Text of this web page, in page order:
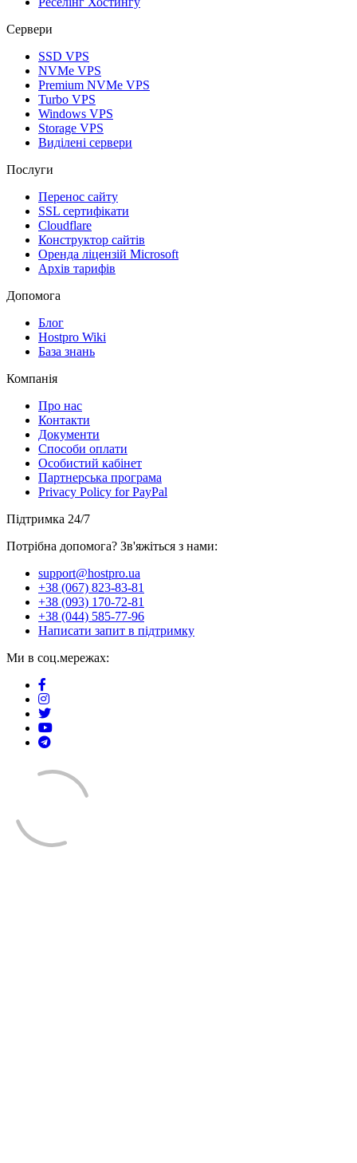
Сервери
SSD VPS
NVMe VPS
Premium NVMe VPS
Turbo VPS
Windows VPS
Storage VPS
Виділені сервери
Послуги
Перенос сайту
SSL сертифікати
Clоudflare
Конструктор сайтів
Оренда ліцензій Microsoft
Архів тарифів
Допомога
Блог
Hostpro Wiki
База знань
Компанія
Про нас
Контакти
Документи
Способи оплати
Особистий кабінет
Партнерська програма
Privacy Policy for PayPal
Підтримка 24/7
Потрібна допомога? Зв'яжіться з нами:
support@hostpro.ua
+38 (067) 823-83-81
+38 (093) 170-72-81
+38 (044) 585-77-96
Написати запит в підтримку
Ми в соц.мережах: